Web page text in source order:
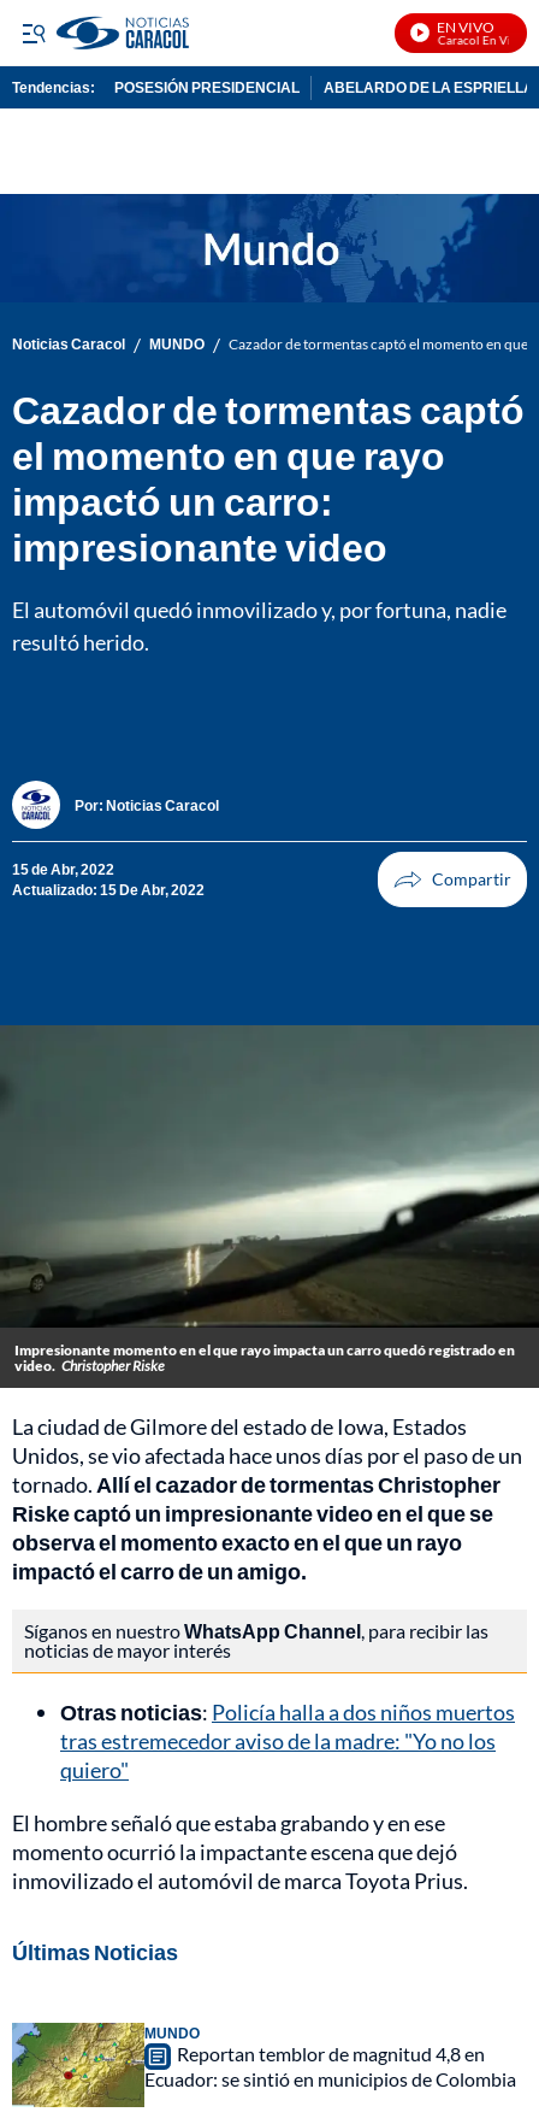
EN VIVO
Noticias Caracol En Vivo
Tendencias: POSESIÓN PRESIDENCIAL ABELARDO DE LA ESPRIELLA
Noticias Caracol / MUNDO / Cazador de tormentas captó el momento en
Cazador de tormentas captó
el momento en que rayo
impactó un carro:
impresionante video
El automóvil quedó inmovilizado y, por fortuna, nadie
resultó herido.
Por: Noticias Caracol
15 de Abr, 2022
Actualizado: 15 De Abr, 2022
Impresionante momento en el que rayo impacta un carro quedó registrado en
video. Christopher Riske
La ciudad de Gilmore del estado de Iowa, Estados
Unidos, se vio afectada hace unos días por el paso de un
tornado. Allí el cazador de tormentas Christopher
Riske captó un impresionante video en el que se
observa el momento exacto en el que un rayo
impactó el carro de un amigo.
Síganos en nuestroWhatsApp Channel, para recibir las
noticias de mayor interés
Otras noticias: Policía halla a dos niños muertos
tras estremecedor aviso de la madre: "Yo no los
quiero"
El hombre señaló que estaba grabando y en ese
momento ocurrió la impactante escena que dejó
inmovilizado el automóvil de marca Toyota Prius.
Últimas Noticias
MUNDO
Reportan temblor de magnitud 4,8 en
Ecuador: se sintió en municipios de Colombia